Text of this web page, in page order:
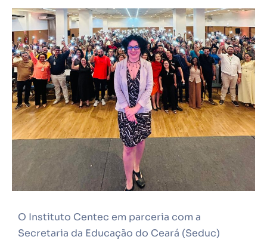
O Instituto Centec em parceria com a
Secretaria da Educação do Ceará (Seduc)